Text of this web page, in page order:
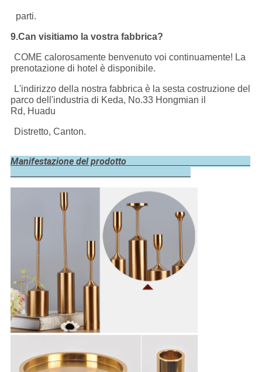
parti.
9.Can visitiamo la vostra fabbrica?
COME calorosamente benvenuto voi continuamente! La
prenotazione di hotel è disponibile.
L'indirizzo della nostra fabbrica è la sesta costruzione del
parco dell'industria di Keda, No.33 Hongmian il
Rd, Huadu
Distretto, Canton.
Manifestazione del prodotto